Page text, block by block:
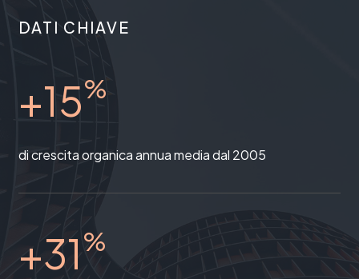
DATI CHIAVE
+15%
di crescita organica annua media dal 2005
+31 %